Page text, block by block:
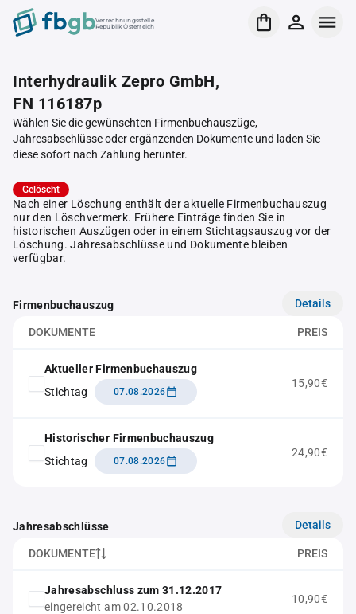
Verrechnungsstelle
Republik Österreich
Interhydraulik Zepro GmbH,
FN 116187p
Wählen Sie die gewünschten Firmenbuchauszüge,
Jahresabschlüsse oder ergänzenden Dokumente und laden Sie
diese sofort nach Zahlung herunter.
Gelöscht
Nach einer Löschung enthält der aktuelle Firmenbuchauszug
nur den Löschvermerk. Frühere Einträge finden Sie in
historischen Auszügen oder in einem Stichtagsauszug vor der
Löschung. Jahresabschlüsse und Dokumente bleiben
verfügbar.
Firmenbuchauszug Details
DOKUMENTE PREIS
Aktueller Firmenbuchauszug
Stichtag
07.08.2026
15,90€
Historischer Firmenbuchauszug
Stichtag
07.08.2026
24,90€
Jahresabschlüsse Details
DOKUMENTE PREIS
Jahresabschluss zum 31.12.2017
eingereicht am 02.10.2018
10,90€